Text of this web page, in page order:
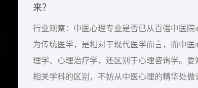
来？
行业观察：中医心理专业是否已从百强中医
为传统医学，是相对于现代医学而言，而中
理学、心理治疗学，还区别于心理咨询学。
相关学科的区别，不妨从中医心理的精华处做